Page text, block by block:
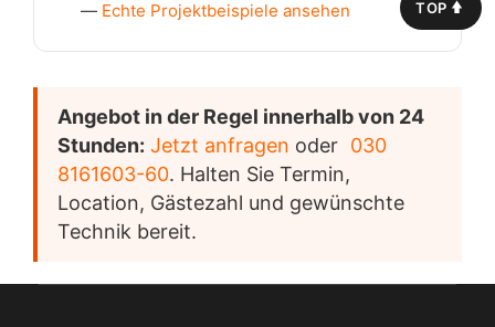
Echte Projektbeispiele ansehen
Angebot in der Regel innerhalb von 24
Stunden: Jetzt anfragen oder 030
8161603-60. Halten Sie Termin,
Location, Gästezahl und gewünschte
Technik bereit.
TOP